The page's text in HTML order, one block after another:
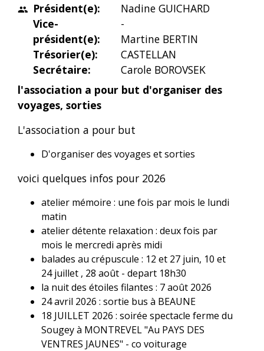
people
Président(e):
Vice-
président(e):
Trésorier(e):
Secrétaire:
Nadine GUICHARD
-
Martine BERTIN
CASTELLAN
Carole BOROVSEK
l'association a pour but d'organiser des
voyages, sorties
L'association a pour but
D'organiser des voyages et sorties
voici quelques infos pour 2026
atelier mémoire : une fois par mois le lundi
matin
atelier détente relaxation : deux fois par
mois le mercredi après midi
balades au crépuscule : 12 et 27 juin, 10 et
24 juillet , 28 août - depart 18h30
la nuit des étoiles filantes : 7 août 2026
24 avril 2026 : sortie bus à BEAUNE
18 JUILLET 2026 : soirée spectacle ferme du
Sougey à MONTREVEL "Au PAYS DES
VENTRES JAUNES" - co voiturage